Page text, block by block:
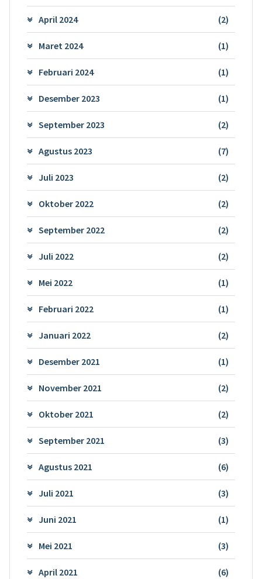
April 2024 (2)
Maret 2024 (1)
Februari 2024 (1)
Desember 2023 (1)
September 2023 (2)
Agustus 2023 (7)
Juli 2023 (2)
Oktober 2022 (2)
September 2022 (2)
Juli 2022 (2)
Mei 2022 (1)
Februari 2022 (1)
Januari 2022 (2)
Desember 2021 (1)
November 2021 (2)
Oktober 2021 (2)
September 2021 (3)
Agustus 2021 (6)
Juli 2021 (3)
Juni 2021 (1)
Mei 2021 (3)
April 2021 (6)